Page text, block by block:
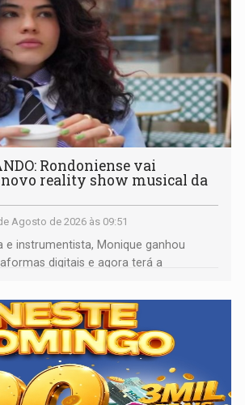
Rondoniense vai
reality show musical da
Agosto de 2026 às 09:51
e instrumentista, Monique ganhou
digitais e agora terá a